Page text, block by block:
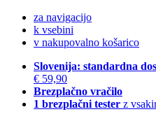
za navigacijo
k vsebini
v nakupovalno košarico
Slovenija: standardna
€ 59,90
Brezplačno vračilo
1 brezplačni tester z